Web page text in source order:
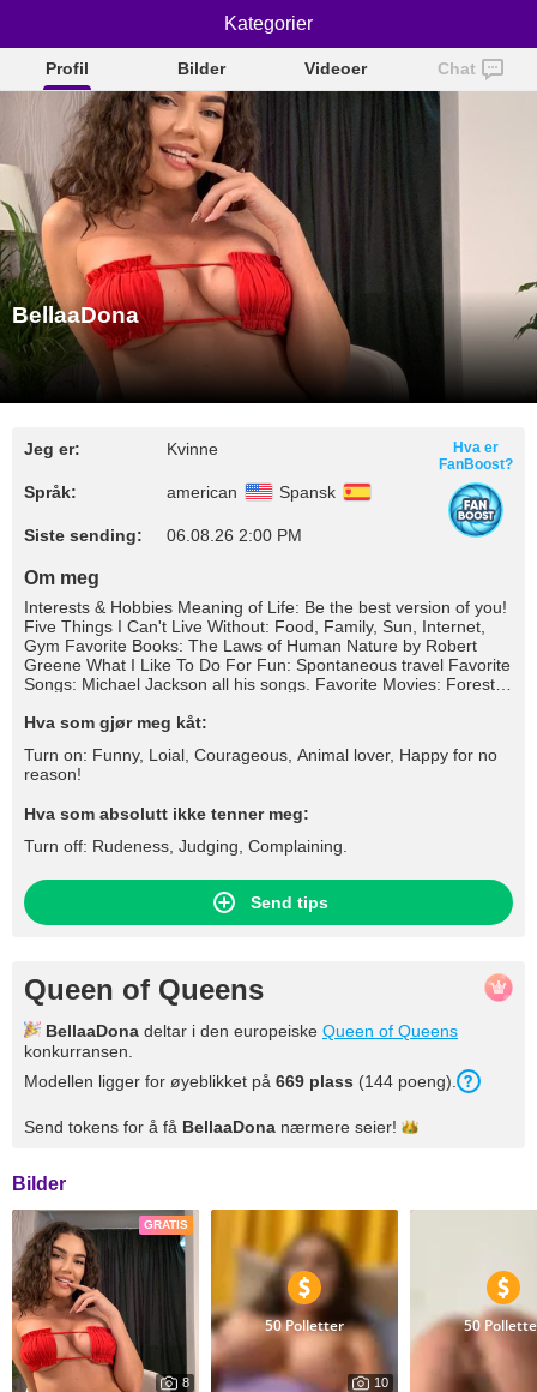
BellaaDona
Profil Bilder Videoer Chat
BellaaDona
Jeg er: Kvinne
Språk: american Spansk
Siste sending: 06.08.26 2:00 PM
Hva er
FanBoost?
Om meg
Interests & Hobbies Meaning of Life: Be the best version of you!
Five Things I Can't Live Without: Food, Family, Sun, Internet,
Gym Favorite Books: The Laws of Human Nature by Robert
Greene What I Like To Do For Fun: Spontaneous travel Favorite
Songs: Michael Jackson all his songs. Favorite Movies: Forest
Could Be Anywhere Right Now: I choise beach anytime!!!
Perfect Date: Be honest and natural!
Hva som gjør meg kåt:
Turn on: Funny, Loial, Courageous, Animal lover, Happy for no
reason!
Hva som absolutt ikke tenner meg:
Turn off: Rudeness, Judging, Complaining.
Send tips
Queen of Queens
BellaaDona deltar i den europeiske Queen of Queens
konkurransen.
Modellen ligger for øyeblikket på 669 plass (144 poeng).
Send tokens for å få BellaaDona nærmere seier!
Bilder
GRATIS
8
50 Polletter
10
50
Kategorier